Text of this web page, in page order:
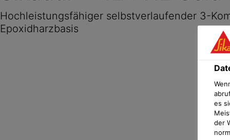
Hochleistungsfähiger selbstverlaufender 3-
Epoxidharzbasis
es
der